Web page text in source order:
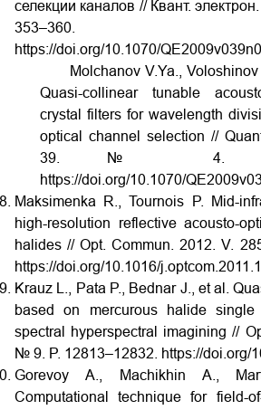
селекции каналов // Квант.
353–360.
https://doi.org/10.1070/
Molchanov V.Ya., Voloshinov
Quasi-collinear tunable
crystal filters for wavelength
optical channel selection //
39. № 4. P.
https://doi.org/10.1070/
Maksimenka R., Tournois P. Mid-
high-resolution reflective acousto-
halides // Opt. Commun. 2012. V.
https://doi.org/10.1016/
Krauz L., Pata P., Bednar J., et al.
based on mercurous halide
spectral hyperspectral imagining //
№ 9. P. 12813–12832. https://doi.org/
Gorevoy A., Machikhin A.,
Computational technique for field-